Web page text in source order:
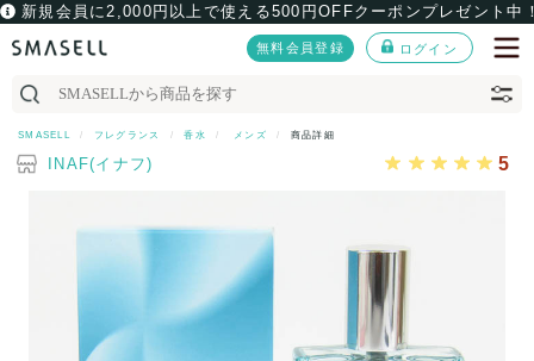
新規会員に2,000円以上で使える500円OFFクーポンプレゼント中
無料会員登録 ログイン
SMASELL フレグランス 香水 メンズ 商品詳細
INAF(イナフ) 5